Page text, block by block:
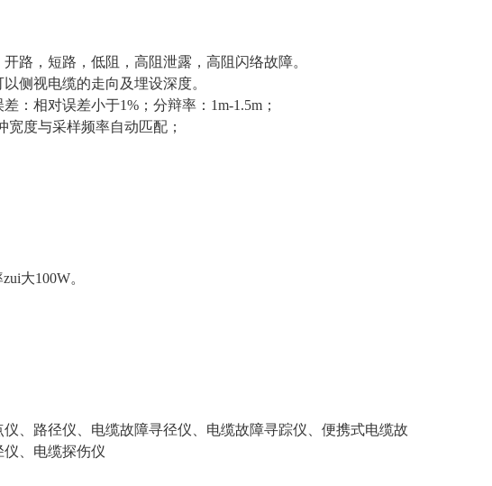
路，短路，低阻，高阻泄露，高阻闪络故障。
侧视电缆的走向及埋设深度。
：相对误差小于1%；分辩率：1m-1.5m；
宽度与采样频率自动匹配；
大100W。
、路径仪、电缆故障寻径仪、电缆故障寻踪仪、便携式电缆故
、电缆探伤仪